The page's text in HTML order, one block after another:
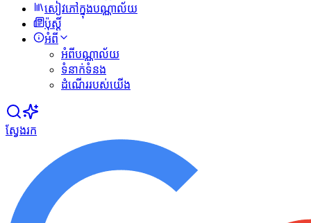
សៀវភៅក្នុងបណ្ណាល័យ
ប៉ុស្ដិ៍
អំពី
អំពីបណ្ណាល័យ
ទំនាក់ទំនង
ដំណើររបស់យើង
ស្វែងរក